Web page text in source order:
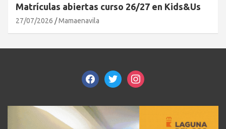
Matrículas abiertas curso 26/27 en Kids&Us
27/07/2026 Mamaenavila
facebooktwitterinstagram